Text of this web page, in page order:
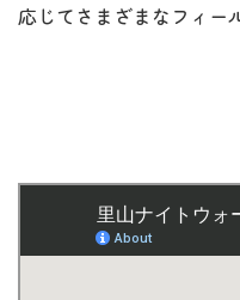
応じてさまざまなフィー